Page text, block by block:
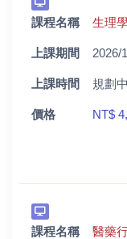
課程名稱 生理
上課期間 2026/
上課時間 規劃中
價格 NT$
課程名稱 醫藥